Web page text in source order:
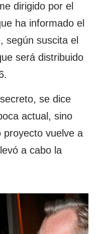
dirigido por el
ha informado el
suscita el
será distribuido
se dice
actual, sino
proyecto vuelve a
a cabo la